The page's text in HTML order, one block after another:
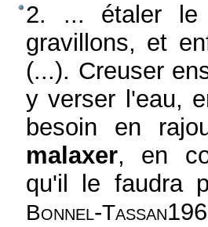
2. ... étaler le
gravillons, et
(...). Creuser
y verser l'eau,
besoin en
malaxer, en
qu'il le faudra
Bonnel-Tassan